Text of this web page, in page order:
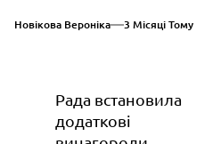
Новікова Вероніка 3 Місяці Тому
Навігація
записів
Рада встановила
додаткові